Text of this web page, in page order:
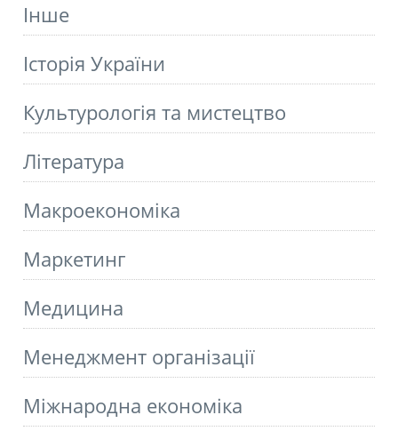
Інше
Історія України
Культурологія та мистецтво
Літературa
Макроекономіка
Маркетинг
Медицина
Менеджмент організації
Міжнародна економіка